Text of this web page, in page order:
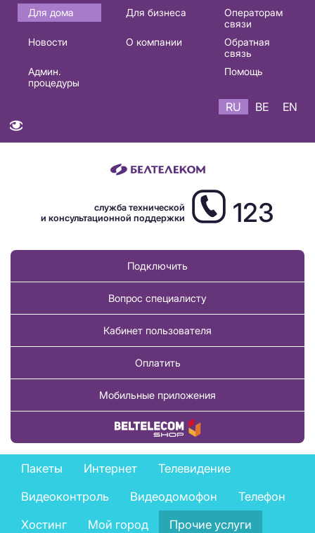
Основная
навигация
Для дома Для бизнеса
Операторам
связи
Новости
О компании
Обратная
связь
Админ.
процедуры
Помощь
RU BE EN
служба технической
и консультационной поддержки
123
Подключить
Вопрос специалисту
Кабинет пользователя
Оплатить
Мобильные приложения
Купить товар
Private
services
menu
Пакеты Интернет
Телевидение
Видеоконтроль
Видеодомофон
Телефон
Хостинг
Мой город
Прочие услуги